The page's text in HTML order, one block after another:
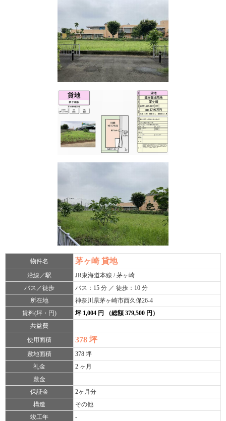
物件名 茅ヶ崎 貸地
沿線／駅
JR東海道本線 / 茅ヶ崎
バス／徒歩
バス：15 分 ／ 徒歩：10 分
所在地
神奈川県茅ヶ崎市西久保26-4
賃料(坪・円)
坪 1,004 円 （総額 379,500 円）
共益費
使用面積
378 坪
敷地面積
378 坪
礼金
2 ヶ月
敷金
保証金
2ヶ月分
構造
その他
竣工年
-